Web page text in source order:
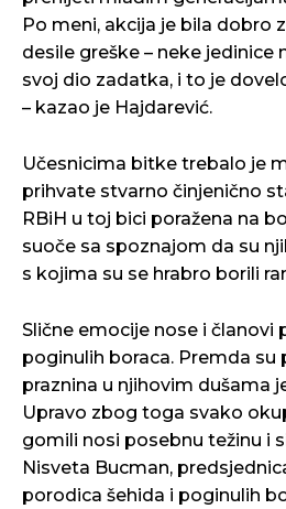
Po meni, akcija je bila dobro
desile greške – neke jedinice
svoj dio zadatka, i to je
– kazao je Hajdarević.
Učesnicima bitke trebalo je
prihvate stvarno činjenično
RBiH u toj bici poražena na
suoče sa spoznajom da su
s kojima su se hrabro borili
Slične emocije nose i članovi
poginulih boraca. Premda su
praznina u njihovim dušama
Upravo zbog toga svako
gomili nosi posebnu težinu i
Nisveta Bucman,
porodica šehida i poginulih